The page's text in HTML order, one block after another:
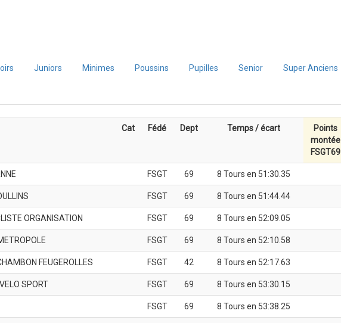
Juniors Minimes Poussins Pupilles Senior Super Anciens
Cat Fédé Dept Temps / écart
Points
montée
FSGT69
FSGT 69 8 Tours en 51:30.35
FSGT 69 8 Tours en 51:44.44
ORGANISATION FSGT 69 8 Tours en 52:09.05
FSGT 69 8 Tours en 52:10.58
FEUGEROLLES FSGT 42 8 Tours en 52:17.63
SPORT FSGT 69 8 Tours en 53:30.15
FSGT 69 8 Tours en 53:38.25